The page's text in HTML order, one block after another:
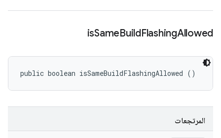
isSameBuildFlashingAllowed
public boolean isSameBuildFlashingAllowed ()
المرتجعات